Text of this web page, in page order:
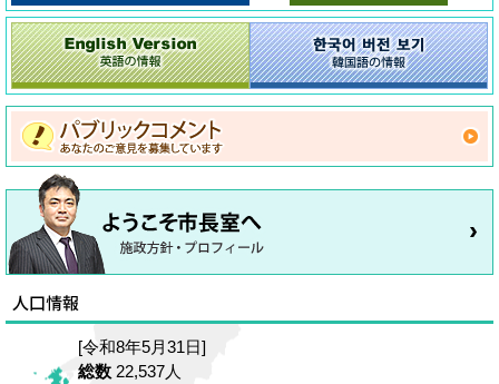
[令和8年5月31日]
総数 22,537人